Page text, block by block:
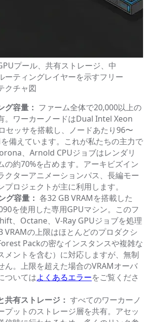
プール、共有ストレージ、中
ーティングレイヤーを示すフリー
クチャ図
グ容量： ファーム全体で20,000以上の
。ワーカーノードはDual Intel Xeon
セッサを搭載し、ノードあたり96〜
備えています。これが私たちの主力で
、Arnold CPUジョブはレンダリ
の約70%を占めます。アーキビズイン
クターアニメーションパス、長編モー
プロジェクトが主に利用します。
グ容量： 各32 GB VRAMを搭載した
を使用した専用GPUマシン。このフ
、Octane、V-Ray GPUジョブを処理
VRAMの上限はほとんどのプロダクシ
Packの密なインスタンスや複雑な
メントを含む）に対応しますが、無制
ん。上限を超えた場合のVRAMオーバ
ついてはよくあるエラーをご覧くださ
共有ストレージ： すべてのワーカーノ
プットのストレージ層を共有。アセッ